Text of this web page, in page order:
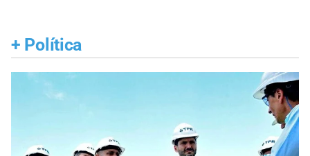
+ Política